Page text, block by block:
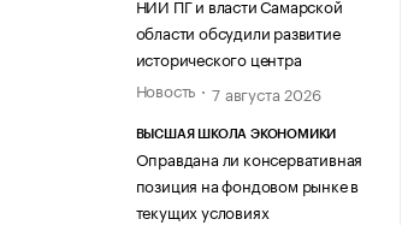
области обсудили развитие
исторического центра
Новость
7 августа 2026
ВЫСШАЯ ШКОЛА ЭКОНОМИКИ
Оправдана ли консервативная
позиция на фондовом рынке в
текущих условиях